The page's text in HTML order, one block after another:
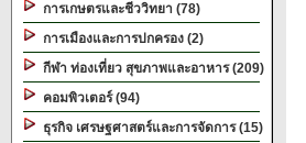
การเกษตรและชีววิทยา (78)
การเมืองและการปกครอง (2)
กีฬา ท่องเที่ยว สุขภาพและอาหาร (209)
คอมพิวเตอร์ (94)
ธุรกิจ เศรษฐศาสตร์และการจัดการ (15)